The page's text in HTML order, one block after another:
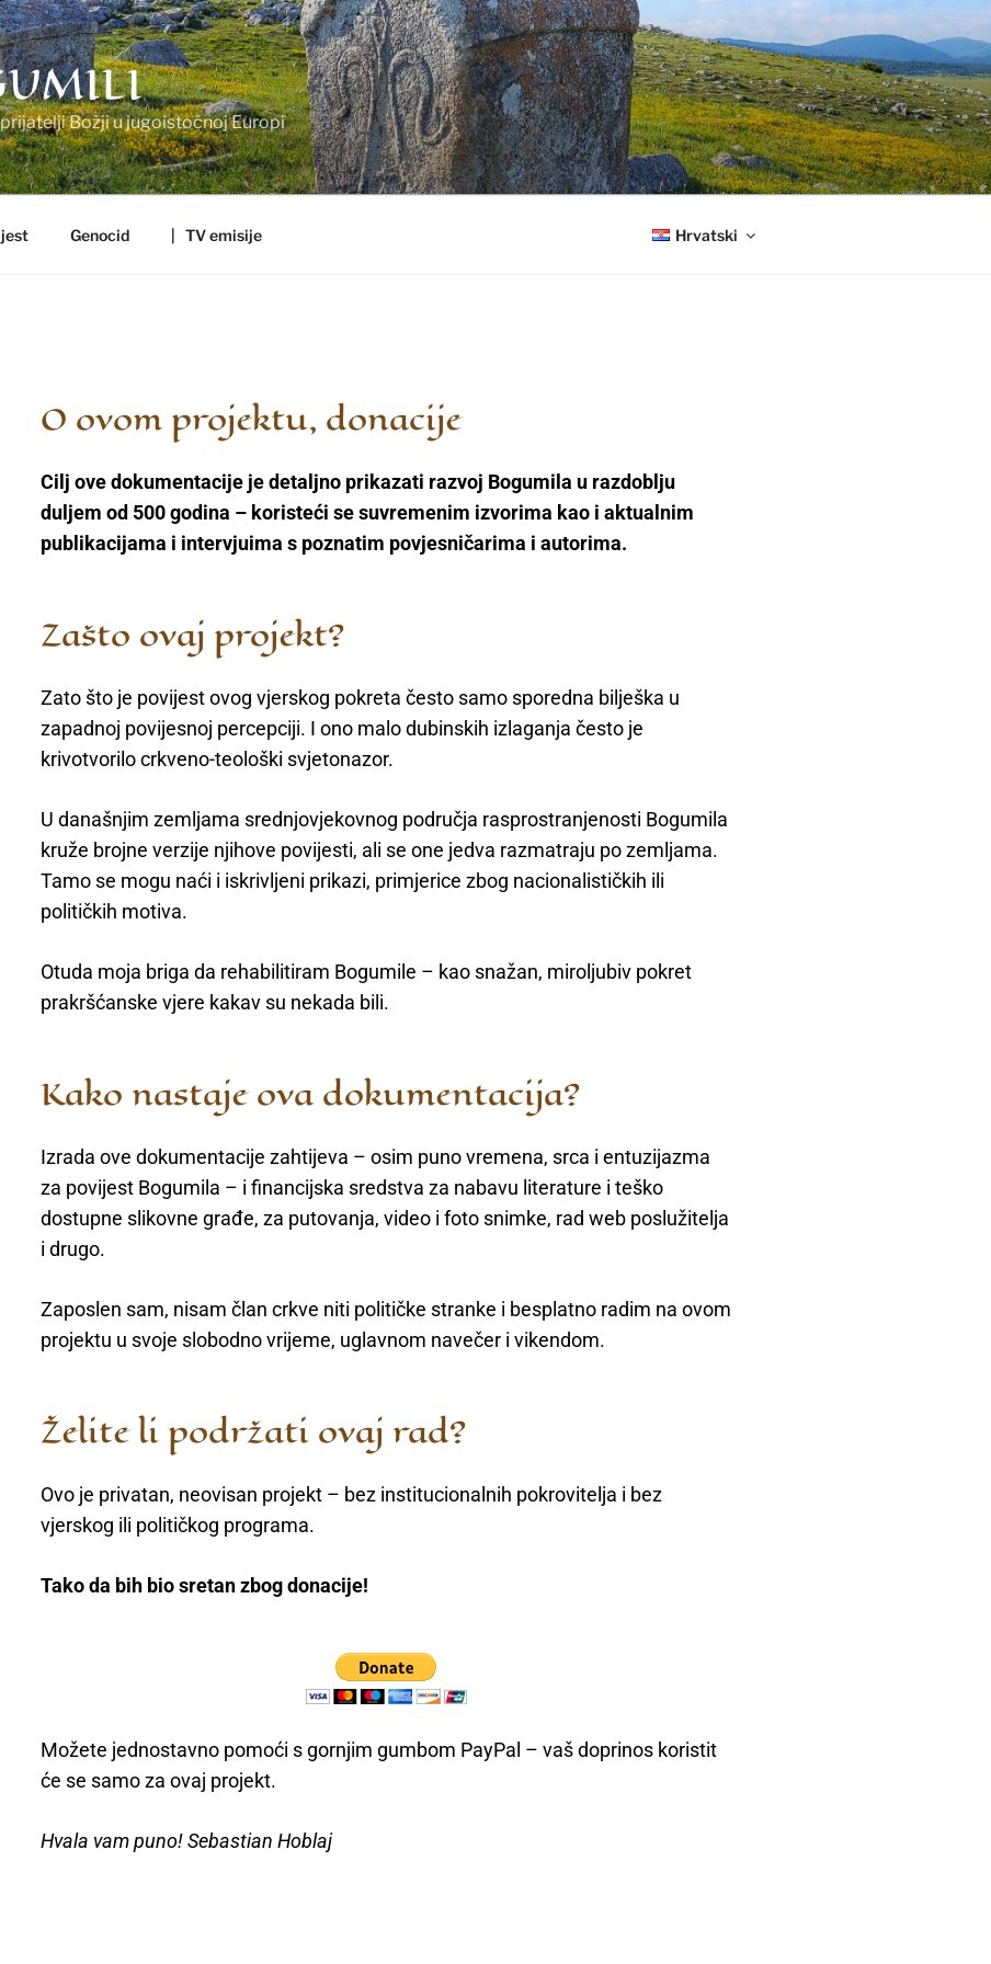
Božji u jugoistočnoj Europi
Genocid | TV emisije Hrvatski
O ovom projektu, donacije
Cilj ove dokumentacije je detaljno prikazati razvoj Bogumila u razdoblju
duljem od 500 godina – koristeći se suvremenim izvorima kao i aktualnim
publikacijama i intervjuima s poznatim povjesničarima i autorima.
Zašto ovaj projekt?
Zato što je povijest ovog vjerskog pokreta često samo sporedna bilješka u
zapadnoj povijesnoj percepciji. I ono malo dubinskih izlaganja često je
krivotvorilo crkveno-teološki svjetonazor.
U današnjim zemljama srednjovjekovnog područja rasprostranjenosti Bogumila
kruže brojne verzije njihove povijesti, ali se one jedva razmatraju po zemljama.
Tamo se mogu naći i iskrivljeni prikazi, primjerice zbog nacionalističkih ili
političkih motiva.
Otuda moja briga da rehabilitiram Bogumile – kao snažan, miroljubiv pokret
prakršćanske vjere kakav su nekada bili.
Kako nastaje ova dokumentacija?
Izrada ove dokumentacije zahtijeva – osim puno vremena, srca i entuzijazma
za povijest Bogumila – i financijska sredstva za nabavu literature i teško
dostupne slikovne građe, za putovanja, video i foto snimke, rad web poslužitelja
i drugo.
Zaposlen sam, nisam član crkve niti političke stranke i besplatno radim na ovom
projektu u svoje slobodno vrijeme, uglavnom navečer i vikendom.
Želite li podržati ovaj rad?
Ovo je privatan, neovisan projekt – bez institucionalnih pokrovitelja i bez
vjerskog ili političkog programa.
Tako da bih bio sretan zbog donacije!
Možete jednostavno pomoći s gornjim gumbom PayPal – vaš doprinos koristit
će se samo za ovaj projekt.
Hvala vam puno! Sebastian Hoblaj